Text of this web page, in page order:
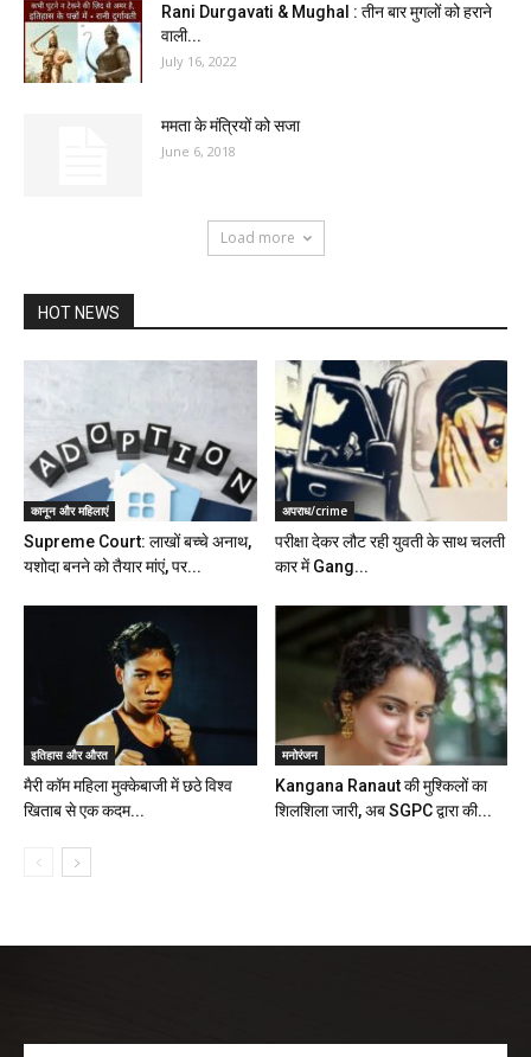
Rani Durgavati & Mughal : तीन बार मुगलों को हराने
वाली...
July 16, 2022
ममता के मंत्रियों को सजा
June 6, 2018
Load more
HOT NEWS
कानून और महिलाएं
Supreme Court: लाखों बच्चे अनाथ,
यशोदा बनने को तैयार मांएं, पर...
अपराध/crime
परीक्षा देकर लौट रही युवती के साथ चलती
कार में Gang...
इतिहास और औरत
मैरी कॉम महिला मुक्केबाजी में छठे विश्व
खिताब से एक कदम...
मनोरंजन
Kangana Ranaut की मुश्किलों का
शिलशिला जारी, अब SGPC द्वारा की...